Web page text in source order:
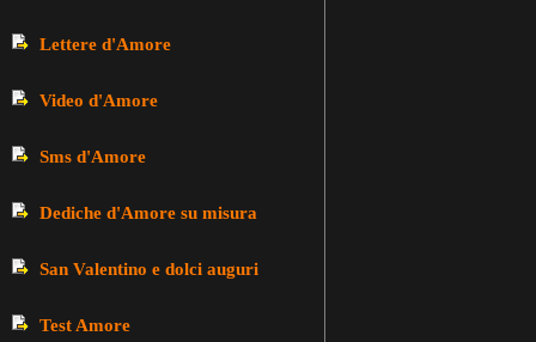
Lettere d'Amore
Video d'Amore
Sms d'Amore
Dediche d'Amore su misura
San Valentino e dolci auguri
Test Amore